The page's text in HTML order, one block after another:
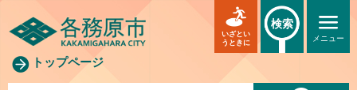
トップページ
メニュー
いざとい
うときに
検索